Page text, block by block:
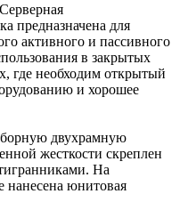
Серверная
предназначена для
активного и пассивного
в закрытых
где необходим открытый
и хорошее
двухрамную
жесткости скреплен
На
нанесена юнитовая